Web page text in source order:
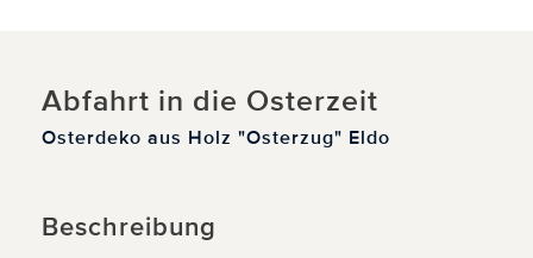
Abfahrt in die Osterzeit
Osterdeko aus Holz "Osterzug" Eldo
Beschreibung